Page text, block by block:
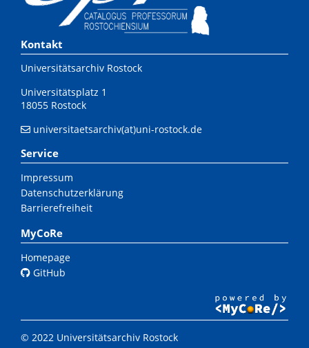
Kontakt
Universitätsarchiv Rostock
Universitätsplatz 1
18055 Rostock
universitaetsarchiv(at)uni-rostock.de
Service
Impressum
Datenschutzerklärung
Barrierefreiheit
MyCoRe
Homepage
GitHub
© 2022 Universitätsarchiv Rostock